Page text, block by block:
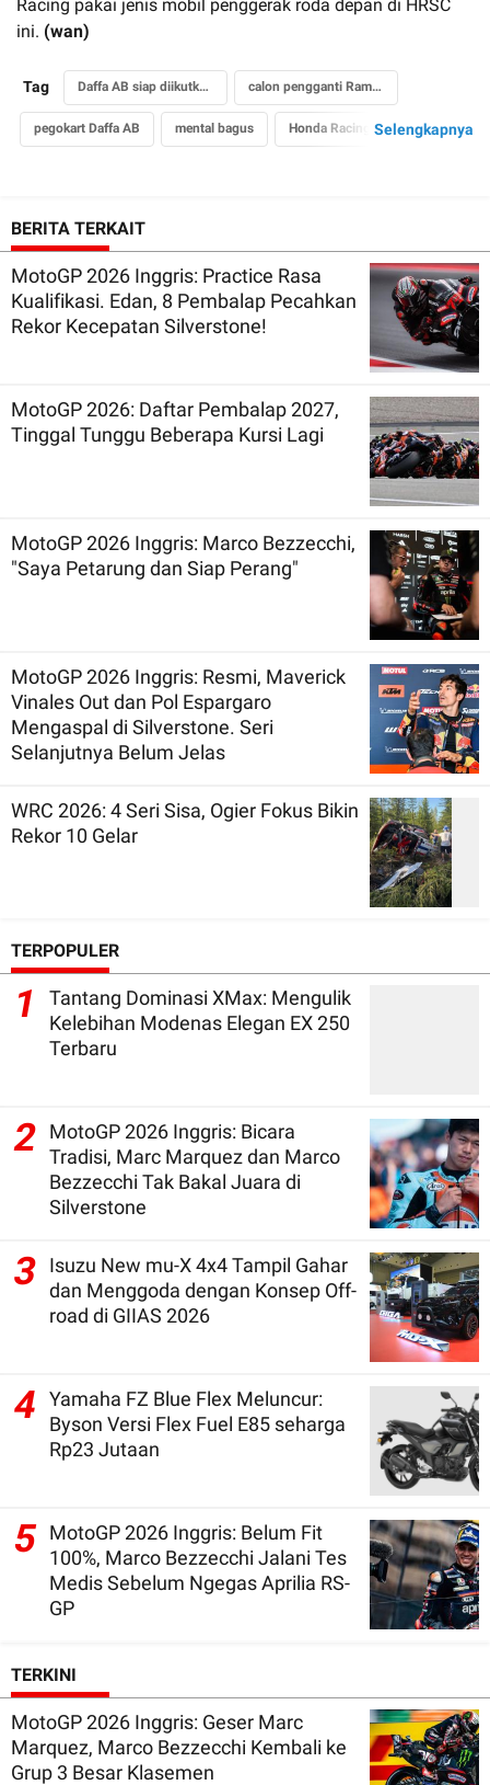
Racing pakai jenis mobil penggerak roda depan di HRSC
ini. (wan)
Tag Daffa AB siap diikutkan event international calon pengganti Ramstig
pegokart Daffa AB mental bagus Honda Racing Simulator Championship
Selengkapnya
BERITA TERKAIT
MotoGP 2026 Inggris: Practice Rasa
Kualifikasi. Edan, 8 Pembalap Pecahkan
Rekor Kecepatan Silverstone!
MotoGP 2026: Daftar Pembalap 2027,
Tinggal Tunggu Beberapa Kursi Lagi
MotoGP 2026 Inggris: Marco Bezzecchi,
"Saya Petarung dan Siap Perang"
MotoGP 2026 Inggris: Resmi, Maverick
Vinales Out dan Pol Espargaro
Mengaspal di Silverstone. Seri
Selanjutnya Belum Jelas
WRC 2026: 4 Seri Sisa, Ogier Fokus Bikin
Rekor 10 Gelar
TERPOPULER
1
Tantang Dominasi XMax: Mengulik
Kelebihan Modenas Elegan EX 250
Terbaru
2
MotoGP 2026 Inggris: Bicara
Tradisi, Marc Marquez dan Marco
Bezzecchi Tak Bakal Juara di
Silverstone
3
Isuzu New mu-X 4x4 Tampil Gahar
dan Menggoda dengan Konsep Off-
road di GIIAS 2026
4
Yamaha FZ Blue Flex Meluncur:
Byson Versi Flex Fuel E85 seharga
Rp23 Jutaan
5 MotoGP 2026 Inggris: Belum Fit
100%, Marco Bezzecchi Jalani Tes
Medis Sebelum Ngegas Aprilia RS-
GP
TERKINI
MotoGP 2026 Inggris: Geser Marc
Marquez, Marco Bezzecchi Kembali ke
Grup 3 Besar Klasemen